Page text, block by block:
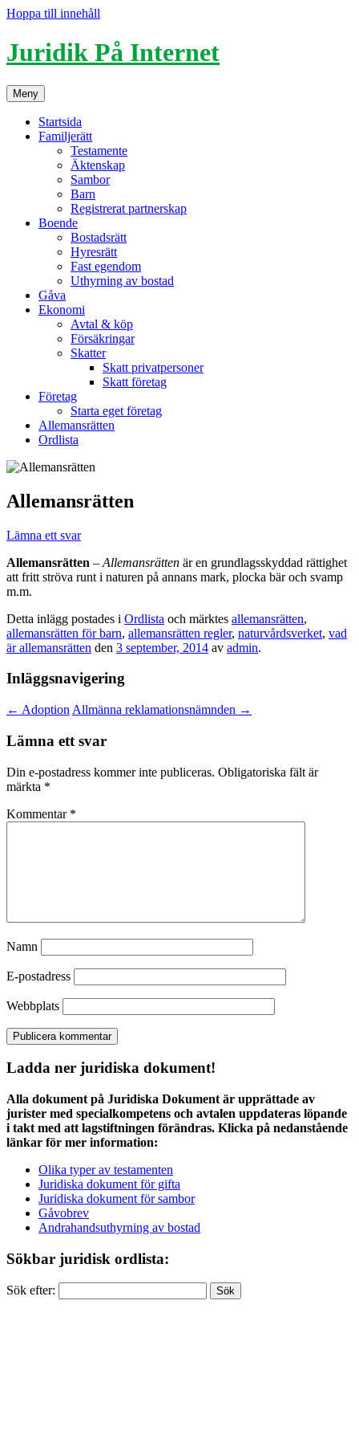
Hoppa till innehåll
Juridik På Internet
Meny
Startsida
Familjerätt
Testamente
Äktenskap
Sambor
Barn
Registrerat partnerskap
Boende
Bostadsrätt
Hyresrätt
Fast egendom
Uthyrning av bostad
Gåva
Ekonomi
Avtal & köp
Försäkringar
Skatter
Skatt privatpersoner
Skatt företag
Företag
Starta eget företag
Allemansrätten
Ordlista
Allemansrätten
Lämna ett svar
Allemansrätten – Allemansrätten är en grundlagsskyddad rättighet
att fritt ströva runt i naturen på annans mark, plocka bär och svamp
m.m.
Detta inlägg postades i Ordlista och märktes allemansrätten,
allemansrätten för barn, allemansrätten regler, naturvårdsverket, vad
är allemansrätten den 3 september, 2014 av admin.
Inläggsnavigering
← Adoption Allmänna reklamationsnämnden →
Lämna ett svar
Din e-postadress kommer inte publiceras. Obligatoriska fält är
märkta *
Kommentar *
Namn
E-postadress
Webbplats
Ladda ner juridiska dokument!
Alla dokument på Juridiska Dokument är upprättade av
jurister med specialkompetens och avtalen uppdateras löpande
i takt med att lagstiftningen förändras. Klicka på nedanstående
länkar för mer information:
Olika typer av testamenten
Juridiska dokument för gifta
Juridiska dokument för sambor
Gåvobrev
Andrahandsuthyrning av bostad
Sökbar juridisk ordlista:
Sök efter: